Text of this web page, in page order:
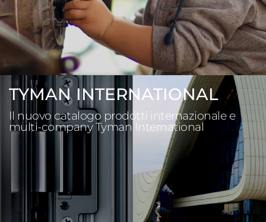
TYMAN INTERNATIONAL
Il nuovo catalogo prodotti internazionale e
multi-company Tyman International